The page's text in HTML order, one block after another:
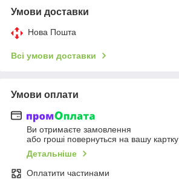
Умови доставки
Нова Пошта
Всі умови доставки
Умови оплати
Ви отримаєте замовлення
або гроші повернуться на вашу картку
Детальніше
Оплатити частинами